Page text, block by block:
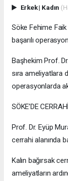
Erkek| Kadın
Söke Fehime
başarılı
Başhekim Prof.
sıra ameliyatlara
operasyonlarda
SÖKE’DE
Prof. Dr. Eyüp
cerrahi alanında
Kalın bağırsak
ameliyatların